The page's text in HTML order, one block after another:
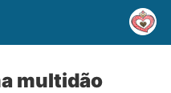
multidão